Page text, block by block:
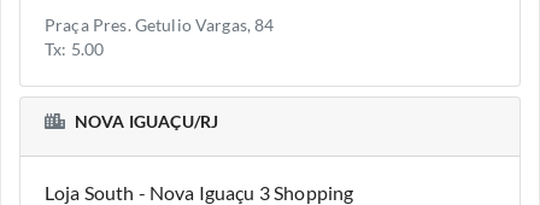
Praça Pres. Getulio Vargas, 84
Tx: 5.00
NOVA IGUAÇU/RJ
Loja South - Nova Iguaçu 3 Shopping